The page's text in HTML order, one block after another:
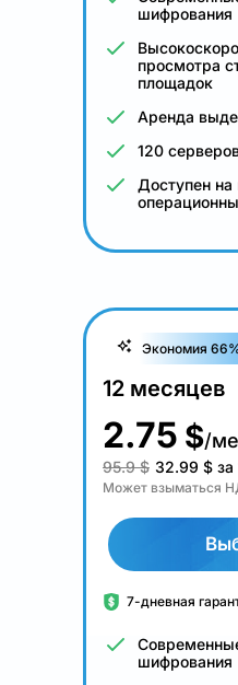
шифрования
просмотра
площадок
Аренда
120
Доступен
Экономия
12 месяцев
2.75 $/
95.9 $ 32.99 $
Может взыматься
7-дневная
шифрования